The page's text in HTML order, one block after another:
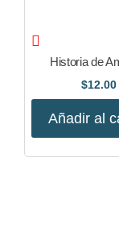
Historia de
$12.00
Añadir al